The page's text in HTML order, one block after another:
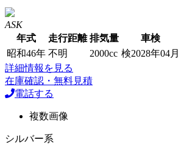
ASK
年式
走行距離 排気量 車検
昭和46年 不明 2000cc 検2028年04月
詳細情報を見る
在庫確認・無料見積
電話する
複数画像
シルバー系